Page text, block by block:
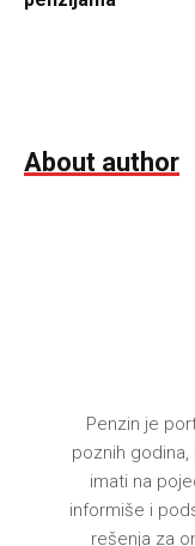
About author
Penzin je
poznih
imati na
informiše i
rešenja za